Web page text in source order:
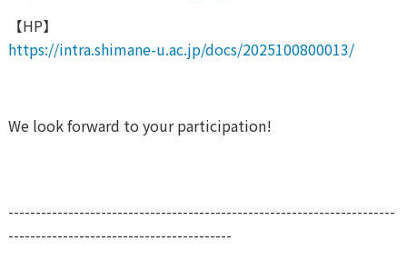
【HP】
https://intra.shimane-u.ac.jp/docs/2025100800013/
We look forward to your participation!
-----------------------------------------------------------------------
-----------------------------------------